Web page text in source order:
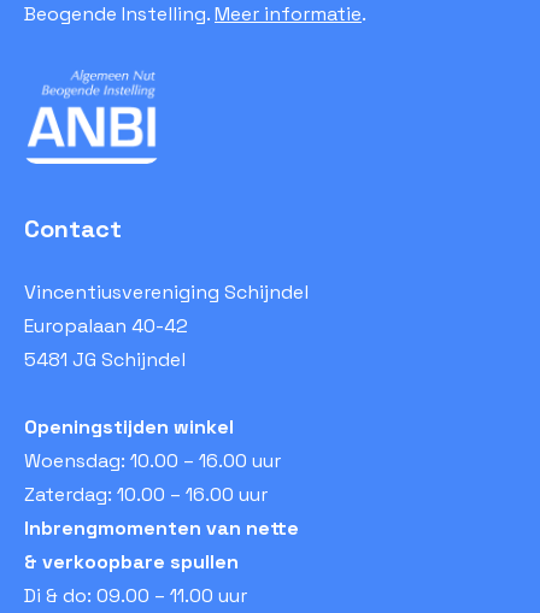
Beogende Instelling.Meer informatie.
Contact
Vincentiusvereniging Schijndel
Europalaan 40-42
5481 JG Schijndel
Openingstijden winkel
Woensdag: 10.00 – 16.00 uur
Zaterdag: 10.00 – 16.00 uur
Inbrengmomenten van nette
& verkoopbare spullen
Di & do: 09.00 – 11.00 uur